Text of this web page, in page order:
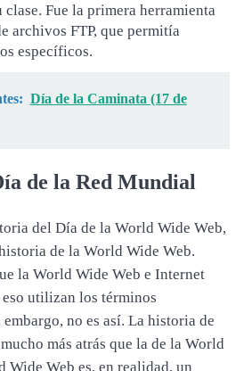
clase. Fue la primera herramienta
archivos FTP, que permitía
específicos.
Día de la Caminata (17 de
de la Red Mundial
del Día de la World Wide Web,
de la World Wide Web.
la World Wide Web e Internet
utilizan los términos
no es así. La historia de
más atrás que la de la World
Wide Web es, en realidad, un